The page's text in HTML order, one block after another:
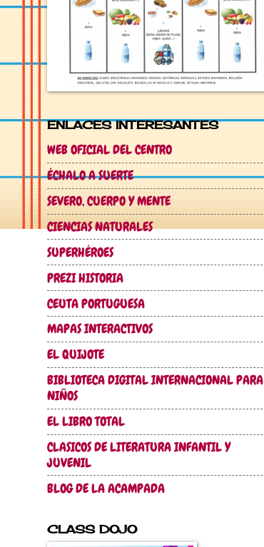
ENLACES INTERESANTES
WEB OFICIAL DEL CENTRO
ÉCHALO A SUERTE
SEVERO, CUERPO Y MENTE
CIENCIAS NATURALES
SUPERHÉROES
PREZI HISTORIA
CEUTA PORTUGUESA
MAPAS INTERACTIVOS
EL QUIJOTE
BIBLIOTECA DIGITAL INTERNACIONAL PARA
NIÑOS
EL LIBRO TOTAL
CLASICOS DE LITERATURA INFANTIL Y
JUVENIL
BLOG DE LA ACAMPADA
CLASS DOJO